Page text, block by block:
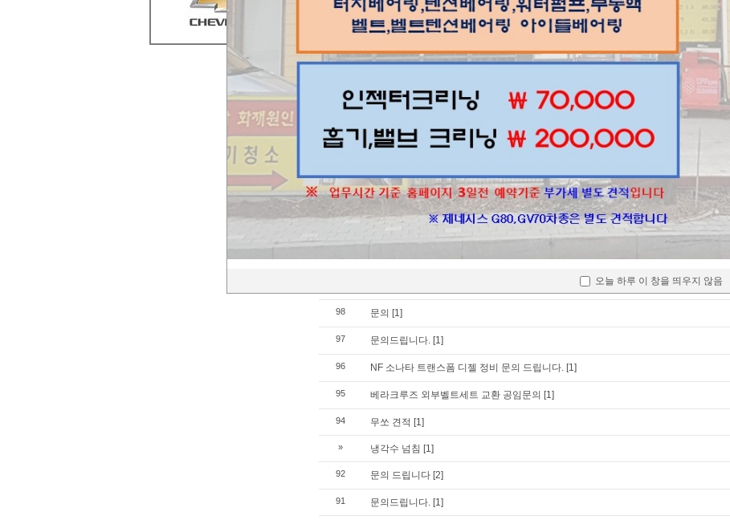
오늘 하루 이 창을 띄우지 않음
공지 상담시 >>차종 / 차대번호 뒤 6자리/연식/전화번호 남겨주셔야 합니다.
104 문의드려요 [1]
103 s500 수리비 문의드립니다 [1]
102 문의드립니다 [1]
문의 드립니다
문의드립니다. [1]
98 문의 [1]
97 문의드립니다. [1]
96 NF 소나타 트랜스폼 디젤 정비 문의 드립니다. [1]
95 베라크루즈 외부벨트세트 교환 공임문의 [1]
94 무쏘 견적 [1]
» 냉각수 넘침 [1]
92 문의 드립니다 [2]
91 문의드립니다. [1]